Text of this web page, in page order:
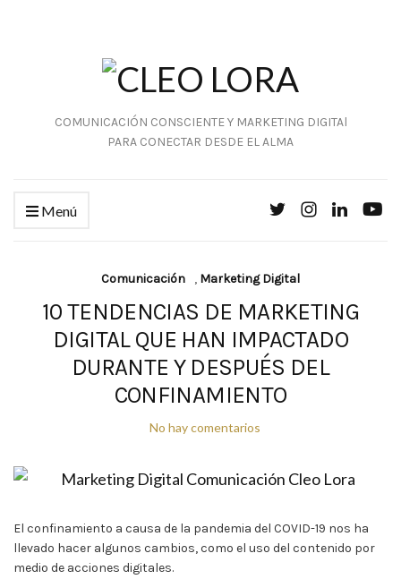
COMUNICACIÓN CONSCIENTE Y MARKETING DIGITAl
PARA CONECTAR DESDE EL ALMA
Menú
Comunicación , Marketing Digital
10 TENDENCIAS DE MARKETING
DIGITAL QUE HAN IMPACTADO
DURANTE Y DESPUÉS DEL
CONFINAMIENTO
No hay comentarios
El confinamiento a causa de la pandemia del COVID-19 nos ha
llevado hacer algunos cambios, como el uso del contenido por
medio de acciones digitales.